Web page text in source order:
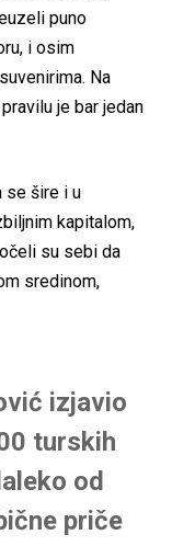
puno
i osim
Na
je bar jedan
se šire i u
kapitalom,
su sebi da
sredinom,
izjavio
turskih
od
priče